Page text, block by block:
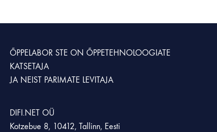
ÕPPELABOR STE ON ÕPPETEHNOLOOGIATE
KATSETAJA
JA NEIST PARIMATE LEVITAJA
DIFI.NET OÜ
Kotzebue 8, 10412, Tallinn, Eesti